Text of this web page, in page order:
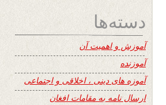
دسته‌ها
آموزش و اهمیت آن
آموزنده
آموزه های دینی ، اخلاقی و اجتماعی
ارسال نامه به مقامات افغان